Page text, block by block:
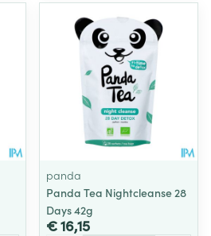
panda
Panda Tea Nightcleanse 28
Days 42g
€ 16,15